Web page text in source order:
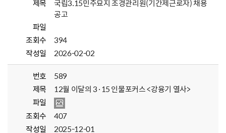
제목
국립3.15민주묘지 조경관리원(기간제근로자) 채용
공고
파일
조회수
394
작성일
2026-02-02
번호
589
제목
12월 이달의 3·15 인물포커스 <강융기 열사>
파일
조회수
407
작성일
2025-12-01